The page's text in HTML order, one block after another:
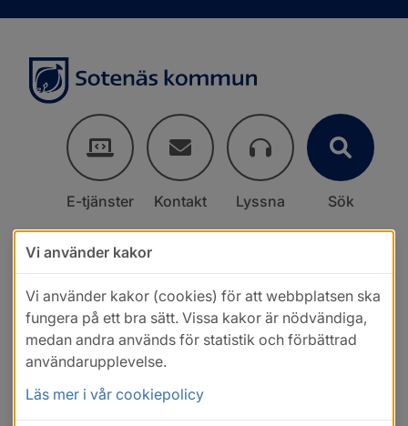
E-tjänster Kontakt Lyssna Sök
Vi använder kakor
Vi använder kakor (cookies) för att webbplatsen ska
fungera på ett bra sätt. Vissa kakor är nödvändiga,
medan andra används för statistik och förbättrad
användarupplevelse.
Läs mer i vår cookiepolicy